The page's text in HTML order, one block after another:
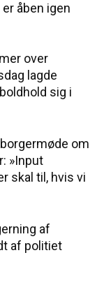
åben igen
over
lagde
sig i
om
»Input
skal til, hvis vi
af
af politiet